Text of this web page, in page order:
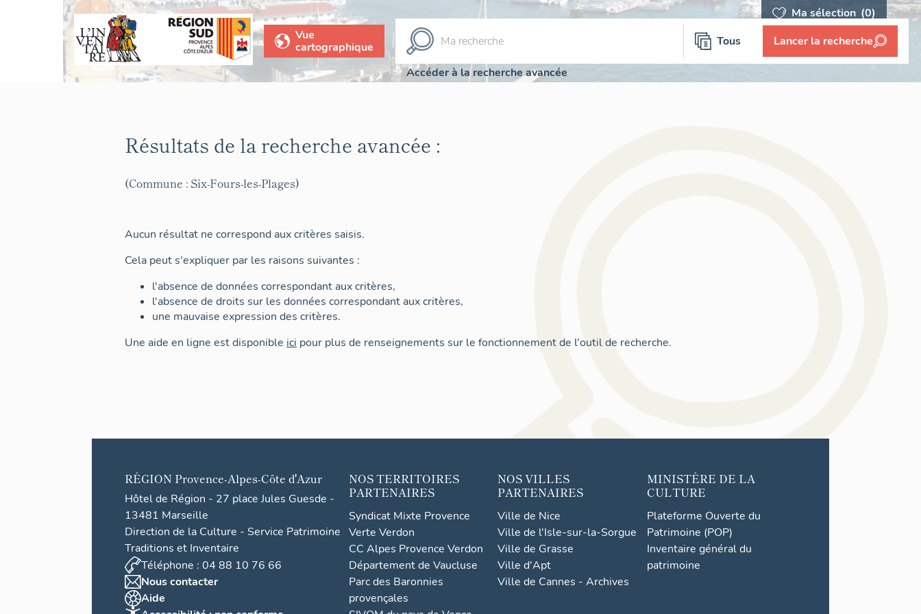
Ma sélection (0)
Vue
cartographique
Tous Lancer la recherche
Accéder à la recherche avancée
Résultats de la recherche avancée :
(Commune : Six-Fours-les-Plages)
Aucun résultat ne correspond aux critères saisis.
Cela peut s'expliquer par les raisons suivantes :
l'absence de données correspondant aux critères,
l'absence de droits sur les données correspondant aux critères,
une mauvaise expression des critères.
Une aide en ligne est disponible ici pour plus de renseignements sur le fonctionnement de l'outil de recherche.
RÉGION Provence-Alpes-Côte d'Azur
Hôtel de Région - 27 place Jules Guesde -
13481 Marseille
Direction de la Culture - Service Patrimoine
Traditions et Inventaire
Téléphone : 04 88 10 76 66
Nous contacter
Aide
NOS TERRITOIRES
PARTENAIRES
Syndicat Mixte Provence
Verte Verdon
CC Alpes Provence Verdon
Département de Vaucluse
Parc des Baronnies
provençales
NOS VILLES
PARTENAIRES
Ville de Nice
Ville de l'Isle-sur-la-Sorgue
Ville de Grasse
Ville d'Apt
Ville de Cannes - Archives
MINISTÈRE DE LA
CULTURE
Plateforme Ouverte du
Patrimoine (POP)
Inventaire général du
patrimoine